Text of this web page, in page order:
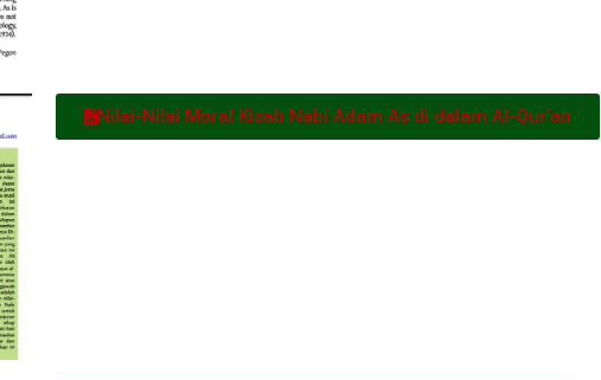
Nilai-Nilai Moral Kisah Nabi Adam As di dalam Al-Qur’an